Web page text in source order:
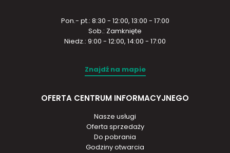
Pon.- pt.: 8:30 - 12:00, 13:00 - 17:00
Sob.: Zamknięte
Niedz.: 9:00 - 12:00, 14:00 - 17:00
Znajdź na mapie
OFERTA CENTRUM INFORMACYJNEGO
Nasze usługi
Oferta sprzedaży
Do pobrania
Godziny otwarcia